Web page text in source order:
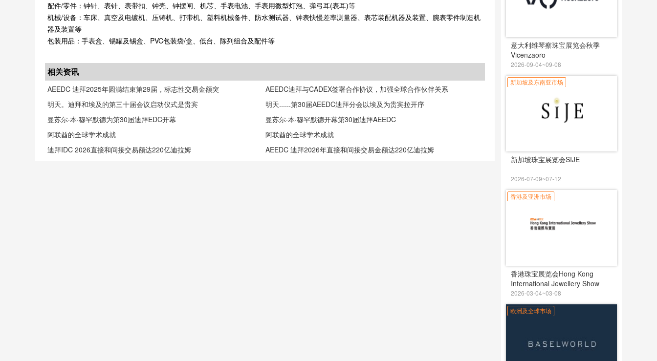
配件/零件：钟针、表针、表带扣、钟壳、钟摆闸、机芯、手表电池、手表用微型灯泡、弹弓耳(表耳)等
机械/设备：车床、真空及电镀机、压铸机、打带机、塑料机械备件、防水测试器、钟表快慢差率测量器、表芯装配机器及装置、腕表零件制造机
器及装置等
包装用品：手表盒、锡罐及锡盒、PVC包装袋/盒、低台、陈列组合及配件等
相关资讯
AEEDC 迪拜2025年圆满结束第29届，标志性交易金额突
AEEDC迪拜与CADEX签署合作协议，加强全球合作伙伴关系
明天。迪拜和埃及的第三十届会议启动仪式是贵宾
明天......第30届AEEDC迪拜分会以埃及为贵宾拉开序
曼苏尔·本·穆罕默德为第30届迪拜EDC开幕
曼苏尔·本·穆罕默德开幕第30届迪拜AEEDC
阿联酋的全球学术成就
阿联酋的全球学术成就
迪拜IDC 2026直接和间接交易额达220亿迪拉姆
AEEDC 迪拜2026年直接和间接交易金额达220亿迪拉姆
意大利维琴察珠宝展览会秋季
Vicenzaoro
2026-09-04~09-08
新加坡及东南亚市场
新加坡珠宝展览会SIJE
2026-07-09~07-12
香港及亚洲市场
香港珠宝展览会Hong Kong
International Jewellery Show
2026-03-04~03-08
欧洲及全球市场